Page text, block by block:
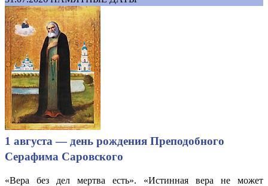
1 августа — день рождения Преподобного
Серафима Саровского
«Вера без дел мертва есть». «Истинная вера не может